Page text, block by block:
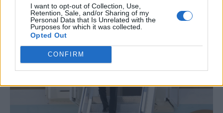
I want to opt-out of Collection, Use,
Retention, Sale, and/or Sharing of my
Personal Data that Is Unrelated with the
Purposes for which it was collected.
Opted Out
CONFIRM